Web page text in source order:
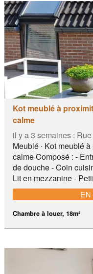
adaptée aux
équipée - Une
parking,...
Kot meublé à
calme
il y a 3 semaines :
Meublé ∙ Kot meublé
calme Composé : -
de douche - Coin
Lit en mezzanine -
fi/télédistributi​on -
consommations en
réaliser sur base de la
de renseignements
Chambre à louer, 18m²
EN